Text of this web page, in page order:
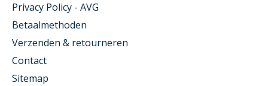
Privacy Policy - AVG
Betaalmethoden
Verzenden & retourneren
Contact
Sitemap